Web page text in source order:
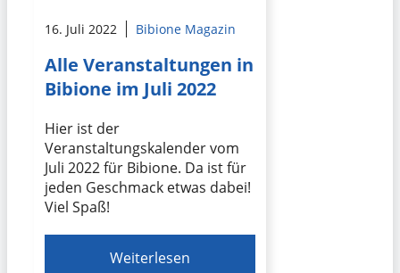
16. Juli 2022 Bibione Magazin
Alle Veranstaltungen in
Bibione im Juli 2022
Hier ist der
Veranstaltungskalender vom
Juli 2022 für Bibione. Da ist für
jeden Geschmack etwas dabei!
Viel Spaß!
Weiterlesen